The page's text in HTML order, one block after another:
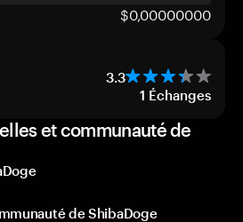
$0,00000000
3.3
1 Échanges
et communauté de
de ShibaDoge